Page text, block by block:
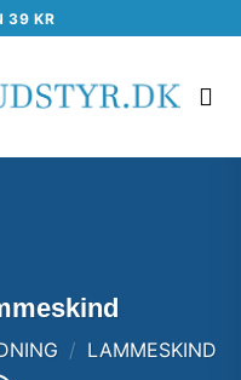
39 KR
/ LAMMESKIND